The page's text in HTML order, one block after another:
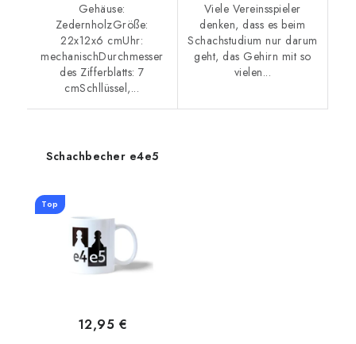
Gehäuse:
ZedernholzGröße:
22x12x6 cmUhr:
mechanischDurchmesser
des Zifferblatts: 7
cmSchllüssel,...
Viele Vereinsspieler
denken, dass es beim
Schachstudium nur darum
geht, das Gehirn mit so
vielen...
Schachbecher e4e5
Top
12,95 €